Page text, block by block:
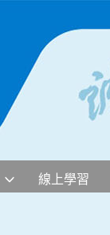
線上學習